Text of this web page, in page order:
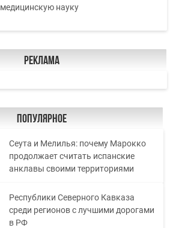
медицинскую науку
Реклама
Популярное
Сеута и Мелилья: почему Марокко
продолжает считать испанские
анклавы своими территориями
Республики Северного Кавказа
среди регионов с лучшими дорогами
в РФ